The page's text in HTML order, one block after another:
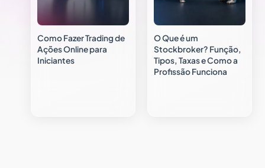
Como Fazer Trading de
Ações Online para
Iniciantes
O Que é um
Stockbroker? Função,
Tipos, Taxas e Como a
Profissão Funciona